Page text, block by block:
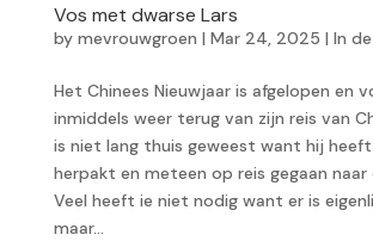
Vos met dwarse Lars
by mevrouwgroen | Mar 24, 2025 | In
Het Chinees Nieuwjaar is afgelopen en
inmiddels weer terug van zijn reis van
is niet lang thuis geweest want hij
herpakt en meteen op reis gegaan
Veel heeft ie niet nodig want er is
maar...